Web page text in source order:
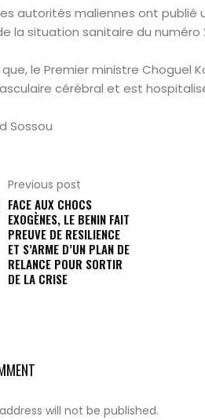
autorités maliennes ont publié
la situation sanitaire du numéro
le Premier ministre Choguel
cérébral et est
Sossou
Previous post
FACE AUX CHOCS
EXOGÈNES, LE BENIN FAIT
PREUVE DE RESILIENCE
ET S’ARME D’UN PLAN DE
RELANCE POUR SORTIR
DE LA CRISE
will not be published.